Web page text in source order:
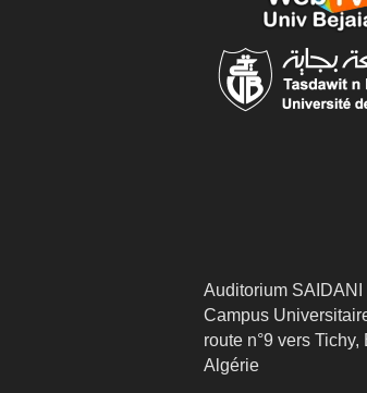
Auditorium SAIDANI
Campus
route n°9 vers
Algérie